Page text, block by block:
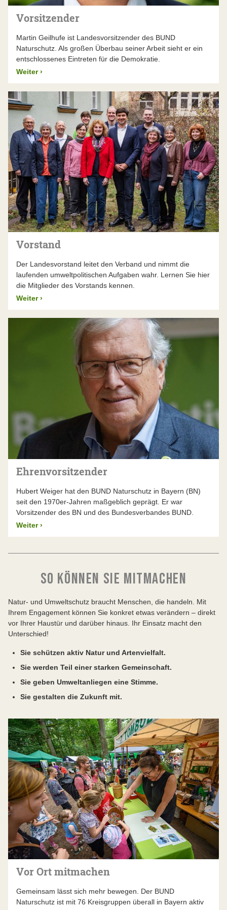
München, Nürnberg und Regensburg setzen die
Beschlüsse des Landesvorstands um. Sie stellen das
fachliche Knowhow für die Naturschutzarbeit in ganz
Bayern bereit, leisten die bayernweite Bildungs- und
Öffentlichkeitsarbeit und sorgen für die
gesamtverbandliche Organisation.
Aktuelle
Landesarbeitskreise
Wissen und Erfahrung in den gesamten Verband
fließen.
Schlagkraft:Der BUND Naturschutz ist mit seinen
76 Kreisgruppenüberall in Bayern präsent. Das
Projekten, Aktionen und Informationen – eine
enorme Schlagkraft in der Fläche. Damit nicht jede
Gruppe für sich alleine steht und “das Rad neu
erfinden” muss, braucht es Austausch und
Koordination zwischen den Gruppen – und eine
Bündelung bei überregional wichtigen Themen.
Deshalb gibt es sowohl lokal agierende
Kreisgruppen als auch eineüberregional
handelnde Landesebenein Form der landesweit
agierenden zentralen Geschäftsstellen.
Kontinuität:Naturschutz braucht oft einen langen
Atem. Manchmal benötigt es viele Jahre oder sogar
Jahrzehnte, bis ein Ziel erreicht ist. So dauerte es
über 30 Jahre, bis diefrei fließenden Donauvor
der Staustufenkanalisierung gerettet war. Andere
zum Beispiel der Nürnberger Reichswald, den wir
ebenfalls schon seit Jahrzehnten beschützen. Solch
langwierige Projekte übersteigen die (zeitlichen)
Hier braucht es ein verbindendes Element, das
viele Jahre hält, Ressourcen bündelt und
Menschen über Generationen hinweg
zusammenbringt – eine gemeinnützige
Organisation wie den BUND Naturschutz. Uns gibt
es seit über 110 Jahren, wir haben in dieser Zeit
viele bayerischeLandschaften gerettet
und Wirtschaft wissen, dass mit uns zu rechnen ist,
wenn die Natur unseren Schutz braucht, und dass
wir den nötigen langen Atem haben.
Die Funktionsweise des BUND Naturschutz
ermöglicht Teilhabe, Schlagkraft und Kontinuität.
Das macht den BN zur stärksten Stimme für die
Natur in Bayern.
Vorsitzender
Martin Geilhufe ist Landesvorsitzender des BUND
Naturschutz. Als großen Überbau seiner Arbeit sieht er ein
entschlossenes Eintreten für die Demokratie.
Weiter ›
Vorstand
Der Landesvorstand leitet den Verband und nimmt die
laufenden umweltpolitischen Aufgaben wahr. Lernen Sie hier
die Mitglieder des Vorstands kennen.
Weiter ›
Ehrenvorsitzender
Hubert Weiger hat den BUND Naturschutz in Bayern (BN)
seit den 1970er-Jahren maßgeblich geprägt. Er war
Vorsitzender des BN und des Bundesverbandes BUND.
Weiter ›
SO KÖNNEN SIE MITMACHEN
Natur- und Umweltschutz braucht Menschen, die handeln. Mit
Ihrem Engagement können Sie konkret etwas verändern – direkt
vor Ihrer Haustür und darüber hinaus. Ihr Einsatz macht den
Unterschied!
Sie schützen aktiv Natur und Artenvielfalt.
Sie werden Teil einer starken Gemeinschaft.
Sie geben Umweltanliegen eine Stimme.
Sie gestalten die Zukunft mit.
Vor Ort mitmachen
Gemeinsam lässt sich mehr bewegen. Der BUND
Naturschutz ist mit 76 Kreisgruppen überall in Bayern aktiv